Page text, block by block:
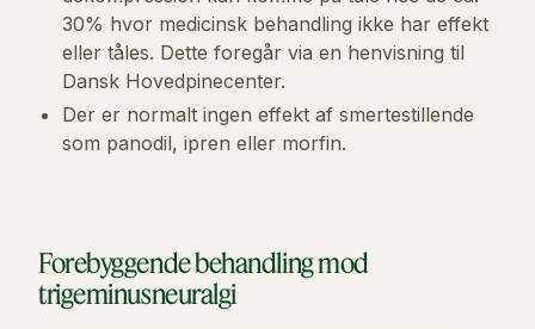
30% hvor medicinsk behandling ikke har effekt
eller tåles. Dette foregår via en henvisning til
Dansk Hovedpinecenter.
Der er normalt ingen effekt af smertestillende
som panodil, ipren eller morfin.
Forebyggende behandling mod
trigeminusneuralgi